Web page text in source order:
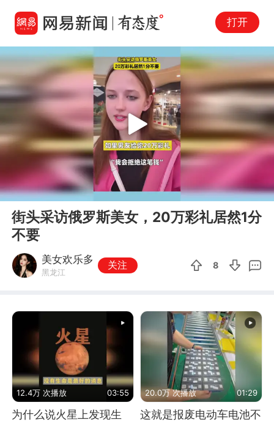
打开
00:00 00:11
Play
街头采访俄罗斯美女，20万彩礼居然1分
不要
美女欢乐多
黑龙江
关注 8
12.4万 次播放 03:55
为什么说火星上发现生
20.0万 次播放 01:29
这就是报废电动车电池不